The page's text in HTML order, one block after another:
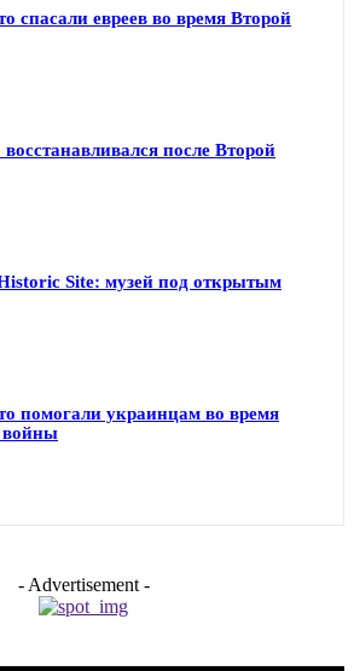
спасали евреев во время Второй
после Второй
Site: музей под открытым
помогали украинцам во время
войны
- Advertisement -